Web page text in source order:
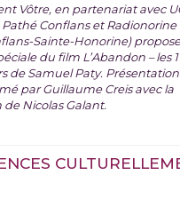
Vôtre, en partenariat avec
Conflans et Radionorine
Sainte-Honorine)
du film L’Abandon – les
de Samuel Paty.
par Guillaume Creis avec la
Nicolas Galant.